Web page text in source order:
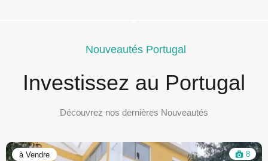
Nouveautés Portugal
Investissez au Portugal
Découvrez nos dernières Nouveautés
à Vendre A la une 34